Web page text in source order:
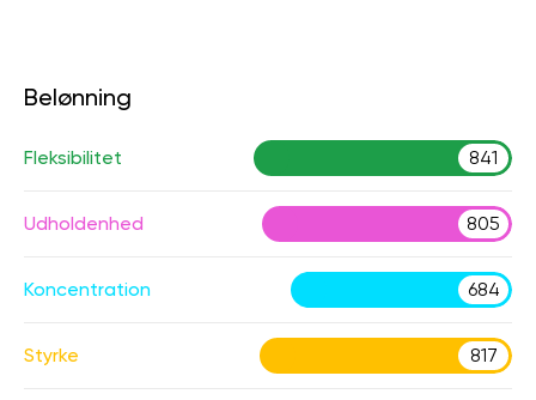
Belønning
Fleksibilitet 841
Udholdenhed 805
Koncentration 684
Styrke 817